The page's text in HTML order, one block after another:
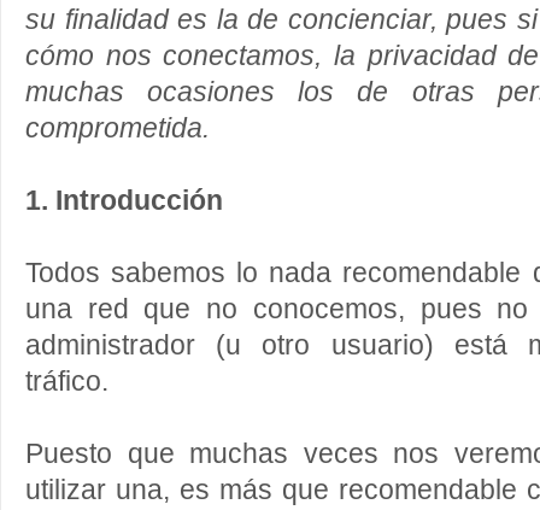
su finalidad es la de concienciar, pues
cómo nos conectamos, la privacidad
muchas ocasiones los de otras
comprometida.
1. Introducción
Todos sabemos lo nada
una red que no conocemos, pues
administrador (u otro usuario) está
tráfico.
Puesto que muchas veces nos
utilizar una, es más que recomendable